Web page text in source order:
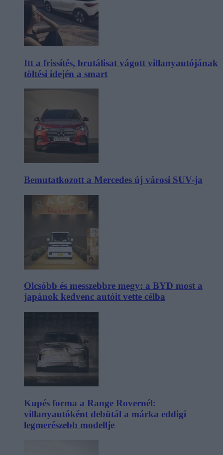
Itt a frissítés, brutálisat vágott villanyautójának
töltési idején a smart
Bemutatkozott a Mercedes új városi SUV-ja
Olcsóbb és messzebbre megy: a BYD most a
japánok kedvenc autóit vette célba
Kupés forma a Range Rovernél:
villanyautóként debütál a márka eddigi
legmerészebb modellje